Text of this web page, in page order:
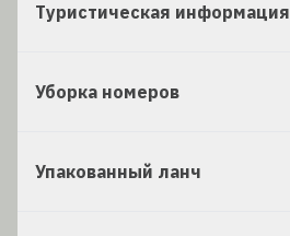
Туристическая информация
Уборка номеров
Упакованный ланч